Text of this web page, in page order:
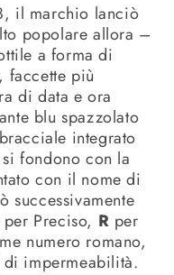
il marchio lanciò
popolare allora –
a forma di
faccette più
di data e ora
blu spazzolato
integrato
fondono con la
con il nome di
successivamente
per Preciso, R per
numero romano,
impermeabilità.